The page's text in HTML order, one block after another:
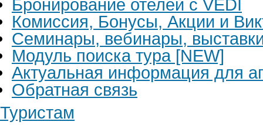
Бронирование отелей с VEDI
Комиссия, Бонусы, Акции и
Семинары, вебинары,
Модуль поиска тура [NEW]
Актуальная информация для
Обратная связь
Туристам